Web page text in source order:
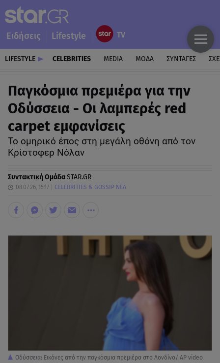
Ειδήσεις Lifestyle
LIFESTYLE CELEBRITIES MEDIA ΜΟΔΑ ΣΥΝΤΑΓΕΣ
Παγκόσμια πρεμιέρα για την
Οδύσσεια - Oι λαμπερές red
carpet εμφανίσεις
Το ομηρικό έπος στη μεγάλη οθόνη από τον
Κρίστοφερ Νόλαν
Συντακτική ΟμάδαSTAR.GR
08.07.26, 15:17 CELEBRITIES & GOSSIP ΝΕΑ
Οδύσσεια: Εικόνες από την παγκόσμια πρεμιέρα στο Λονδίνο/ ΑΡ video